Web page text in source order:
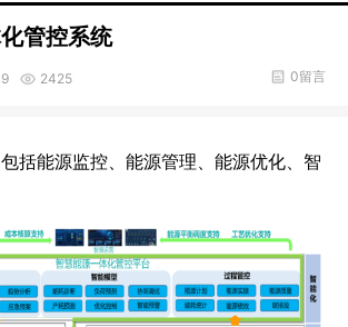
管控系统
2425 0留言
括能源监控、能源管理、能源优化、智